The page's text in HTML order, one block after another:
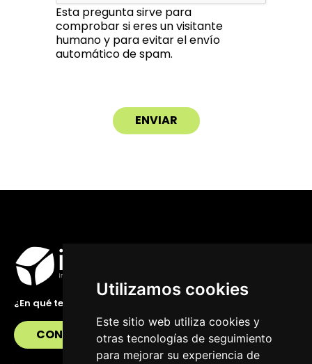
Utilizamos cookies
Este sitio web utiliza cookies y
otras tecnologías de seguimiento
para mejorar su experiencia de
Esta pregunta sirve para
comprobar si eres un visitante
humano y para evitar el envío
automático de spam.
¿En qué te podemos ayudar?
CONTÁCTANOS